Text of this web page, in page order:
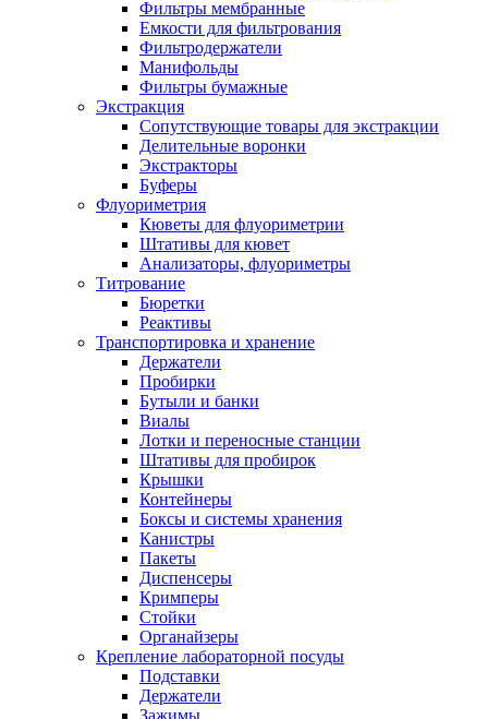
Фильтры мембранные
Емкости для фильтрования
Фильтродержатели
Манифольды
Фильтры бумажные
Экстракция
Сопутствующие товары для экстракции
Делительные воронки
Экстракторы
Буферы
Флуориметрия
Кюветы для флуориметрии
Штативы для кювет
Анализаторы, флуориметры
Титрование
Бюретки
Реактивы
Транспортировка и хранение
Держатели
Пробирки
Бутыли и банки
Виалы
Лотки и переносные станции
Штативы для пробирок
Крышки
Контейнеры
Боксы и системы хранения
Канистры
Пакеты
Диспенсеры
Кримперы
Стойки
Органайзеры
Крепление лабораторной посуды
Подставки
Держатели
Зажимы